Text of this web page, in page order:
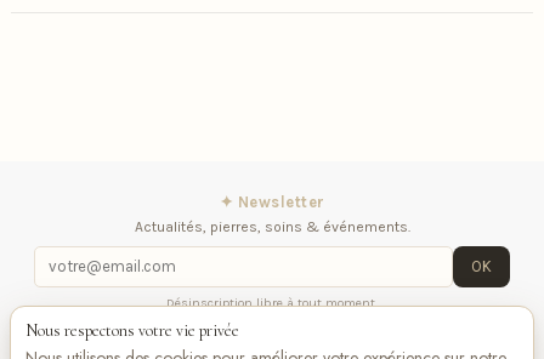
✦ Newsletter
Actualités, pierres, soins & événements.
OK
Désinscription libre à tout moment.
iqitlinksmanager module
Nous respectons votre vie privée